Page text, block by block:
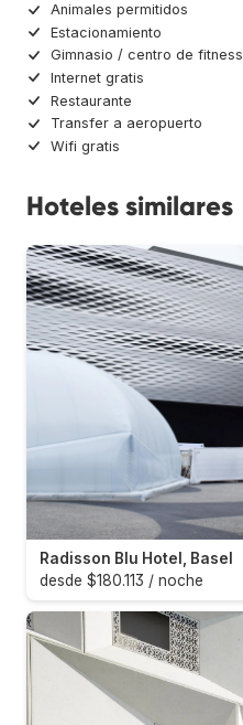
Animales permitidos
Estacionamiento
Gimnasio / centro de fitness
Internet gratis
Restaurante
Transfer a aeropuerto
Wifi gratis
Hoteles similares
Radisson Blu Hotel, Basel
desde $180.113 / noche